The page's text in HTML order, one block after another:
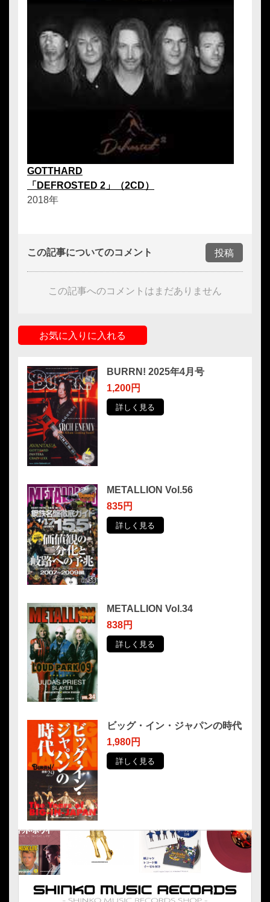
GOTTHARD
「DEFROSTED 2」（2CD）
2018年
この記事についてのコメント 投稿
この記事へのコメントはまだありません
お気に入りに入れる
BURRN! 2025年4月号
1,200円
詳しく見る
METALLION Vol.56
835円
詳しく見る
METALLION Vol.34
838円
詳しく見る
ビッグ・イン・ジャパンの時代
1,980円
詳しく見る